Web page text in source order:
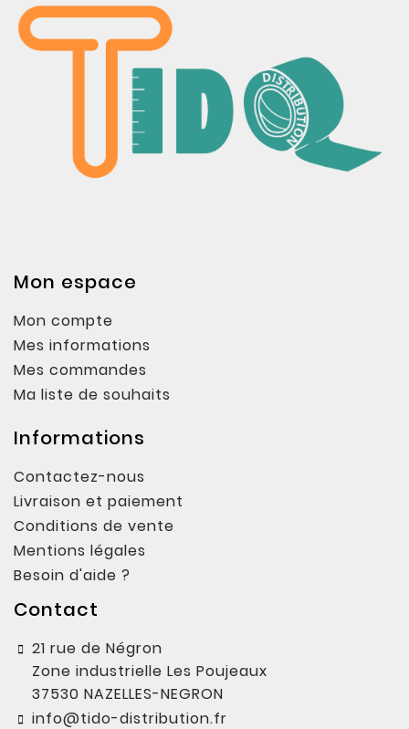
Mon espace
Mon compte
Mes informations
Mes commandes
Ma liste de souhaits
Informations
Contactez-nous
Livraison et paiement
Conditions de vente
Mentions légales
Besoin d'aide ?
Contact
21 rue de Négron
Zone industrielle Les Poujeaux
37530 NAZELLES-NEGRON
info@tido-distribution.fr